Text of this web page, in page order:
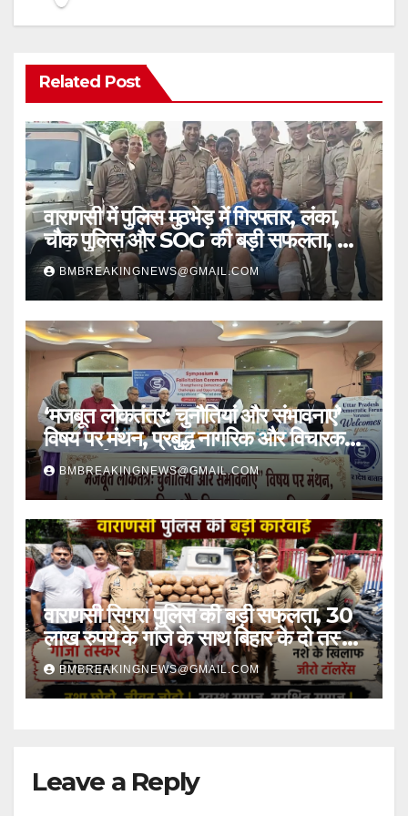
Related Post
वाराणसी में पुलिस मुठभेड़ में गिरफ्तार, लंका,
चौक पुलिस और SOG की बड़ी सफलता, 2
शातिर लुटेरे चढ़े हत्थे
BMBREAKINGNEWS@GMAIL.COM
‘मजबूत लोकतंत्र: चुनौतियां और संभावनाएं’
विषय पर मंथन, प्रबुद्ध नागरिक और विचारक
हुए सम्मानित
BMBREAKINGNEWS@GMAIL.COM
वाराणसी सिगरा पुलिस की बड़ी सफलता, 30
लाख रुपये के गांजे के साथ बिहार के दो तस्कर
गिरफ्तार
BMBREAKINGNEWS@GMAIL.COM
Leave a Reply